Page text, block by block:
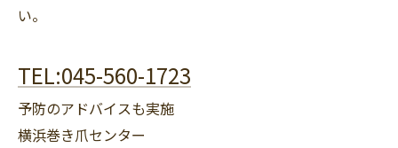
い。
TEL:045-560-1723
予防のアドバイスも実施
横浜巻き爪センター